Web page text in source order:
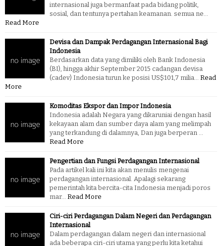
internasional juga bermanfaat pada bidang politik,
sosial, dan tentunya pertahan keamanan. semua ne…
Read More
Devisa dan Dampak Perdagangan Internasional Bagi
Indonesia
Berdasarkan data yang dimiliki oleh Bank Indonesia
(BI), hingga akhir September 2015 cadangan devisa
(cadev) Indonesia turun ke posisi US$101,7 milia…
Read
More
Komoditas Ekspor dan Impor Indonesia
Indonesia adalah Negara yang dikaruniai dengan hasil
kekayaan alam dan sumber daya alam yang melimpah
yang terkandung di dalamnya, Dan juga berperan …
Read More
Pengertian dan Fungsi Perdagangan Internasional
Pada artikel kali ini kita akan menulis mengenai
perdagangan internasional. Apalagi sekarang
pemerintah kita bercita-cita Indonesia menjadi poros
mar…
Read More
Ciri-ciri Perdagangan Dalam Negeri dan Perdagangan
Internasional
Dalam perdagangan dalam negeri dan internasional
ada beberapa ciri-ciri utama yang perlu kita ketahui